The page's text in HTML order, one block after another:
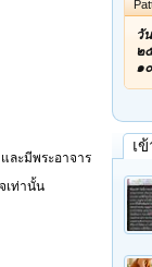
ละมีพระอาจาร
เท่านั้น
วั
๒
๑
เ